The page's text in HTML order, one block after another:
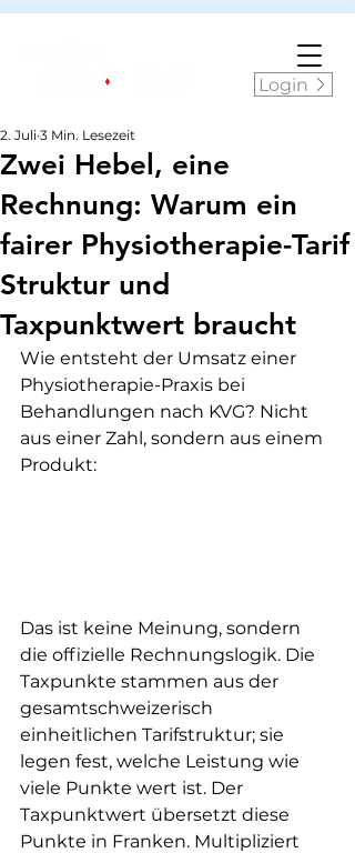
Login
Zwei Hebel, eine
Rechnung: Warum ein
fairer Physiotherapie-Tarif
Struktur und
Taxpunktwert braucht
2. Juli 3 Min. Lesezeit
Wie entsteht der Umsatz einer
Physiotherapie-Praxis bei
Behandlungen nach KVG? Nicht
aus einer Zahl, sondern aus einem
Produkt:
Das ist keine Meinung, sondern
die offizielle Rechnungslogik. Die
Taxpunkte stammen aus der
gesamtschweizerisch
einheitlichen Tarifstruktur; sie
legen fest, welche Leistung wie
viele Punkte wert ist. Der
Taxpunktwert übersetzt diese
Punkte in Franken. Multipliziert